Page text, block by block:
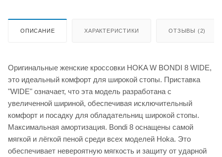
ОПИСАНИЕ ХАРАКТЕРИСТИКИ ОТЗЫВЫ (2)
Оригинальные женские кроссовки HOKA W BONDI 8 WIDE,
это идеальный комфорт для широкой стопы. Приставка
"WIDE" означает, что эта модель разработана с
увеличенной шириной, обеспечивая исключительный
комфорт и посадку для обладательниц широкой стопы.
Максимальная амортизация. Bondi 8 оснащены самой
мягкой и лёгкой пеной среди всех моделей Hoka. Это
обеспечивает невероятную мягкость и защиту от ударной